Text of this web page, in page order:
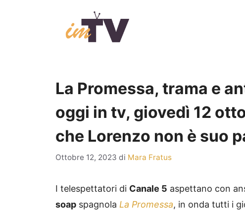
La Promessa, trama e
oggi in tv, giovedì 12
che Lorenzo non è suo
Ottobre 12, 2023 di Mara Fratus
I telespettatori di Canale 5 aspettano con
soap spagnola La Promessa, in onda tutti i